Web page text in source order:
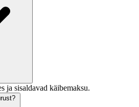
ja sisaldavad käibemaksu.